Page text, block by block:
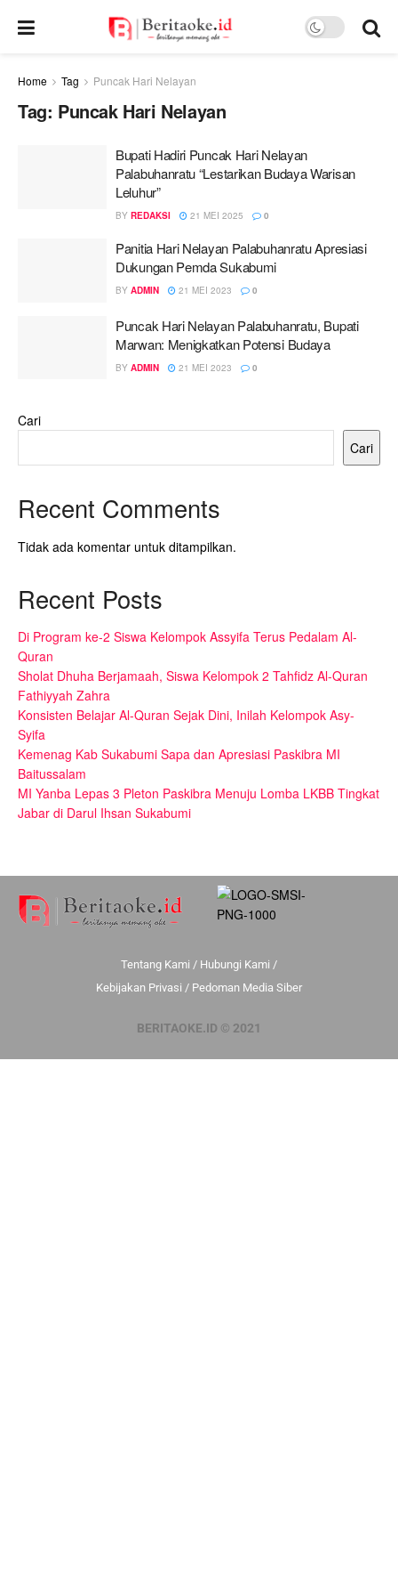
Home Tag Puncak Hari Nelayan
Tag: Puncak Hari Nelayan
Bupati Hadiri Puncak Hari Nelayan
Palabuhanratu “Lestarikan Budaya Warisan
Leluhur”
BY REDAKSI 21 MEI 2025 0
Panitia Hari Nelayan Palabuhanratu Apresiasi
Dukungan Pemda Sukabumi
BY ADMIN 21 MEI 2023 0
Puncak Hari Nelayan Palabuhanratu, Bupati
Marwan: Menigkatkan Potensi Budaya
BY ADMIN 21 MEI 2023 0
Cari
Cari
Recent Comments
Tidak ada komentar untuk ditampilkan.
Recent Posts
Di Program ke-2 Siswa Kelompok Assyifa Terus Pedalam Al-
Quran
Sholat Dhuha Berjamaah, Siswa Kelompok 2 Tahfidz Al-Quran
Fathiyyah Zahra
Konsisten Belajar Al-Quran Sejak Dini, Inilah Kelompok Asy-
Syifa
Kemenag Kab Sukabumi Sapa dan Apresiasi Paskibra MI
Baitussalam
MI Yanba Lepas 3 Pleton Paskibra Menuju Lomba LKBB Tingkat
Jabar di Darul Ihsan Sukabumi
Tentang Kami / Hubungi Kami /
Kebijakan Privasi / Pedoman Media Siber
BERITAOKE.ID © 2021